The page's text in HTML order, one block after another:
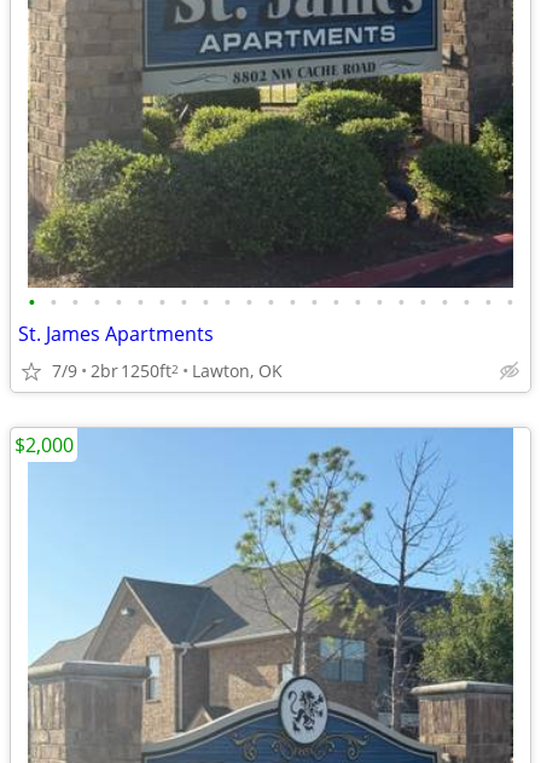
• • • • • • • • • • • • • • • • • • • • • • •
St. James Apartments
7/9 2br1250ft2 Lawton, OK
$2,000